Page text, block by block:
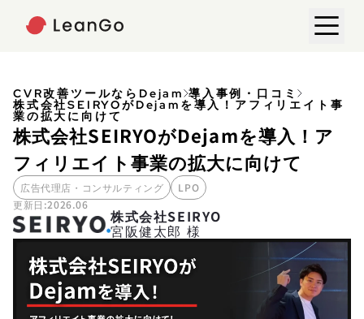
CVR改善ツールならDejam 導入事例・口コミ
株式会社SEIRYOがDejamを導入！アフィリエイト事
業の拡大に向けて
株式会社SEIRYOがDejamを導入！ア
フィリエイト事業の拡大に向けて
広告代理店・コンサルティング
LPO
更新日:2026.06
株式会社SEIRYO
宮阪健太郎 様